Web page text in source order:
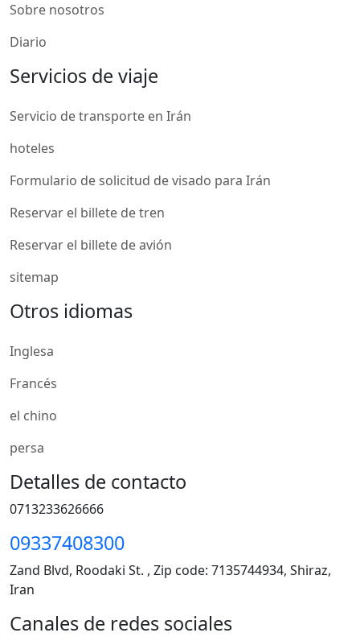
Sobre nosotros
Diario
Servicios de viaje
Servicio de transporte en Irán
hoteles
Formulario de solicitud de visado para Irán
Reservar el billete de tren
Reservar el billete de avión
sitemap
Otros idiomas
Inglesa
Francés
el chino
persa
Detalles de contacto
0713233626666
09337408300
Zand Blvd, Roodaki St. , Zip code: 7135744934, Shiraz,
Iran
Canales de redes sociales